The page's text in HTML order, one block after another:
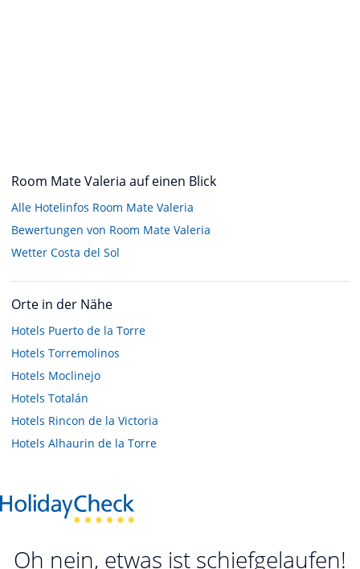
Room Mate Valeria auf einen Blick
Alle Hotelinfos Room Mate Valeria
Bewertungen von Room Mate Valeria
Wetter Costa del Sol
Orte in der Nähe
Hotels Puerto de la Torre
Hotels Torremolinos
Hotels Moclinejo
Hotels Totalán
Hotels Rincon de la Victoria
Hotels Alhaurin de la Torre
Oh nein, etwas ist schiefgelaufen!